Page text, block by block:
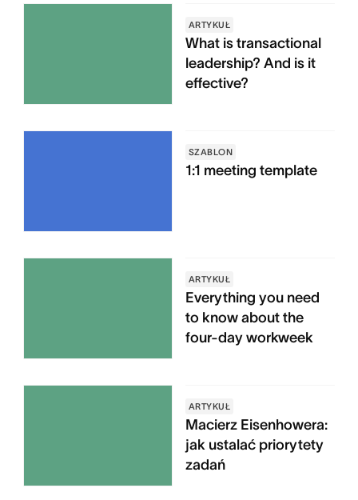
ARTYKUŁ
What is transactional
leadership? And is it
effective?
SZABLON
1:1 meeting template
ARTYKUŁ
Everything you need
to know about the
four-day workweek
ARTYKUŁ
Macierz Eisenhowera:
jak ustalać priorytety
zadań